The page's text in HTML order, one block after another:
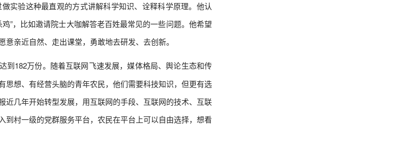
实验这种最直观的方式讲解科学知识、诠释科学原理。他认
”，比如邀请院士大咖解答老百姓最常见的一些问题。他希望
亲近自然、走出课堂，勇敢地去研发、去创新。
到182万份。随着互联网飞速发展，媒体格局、舆论生态和传
想、有经营头脑的青年农民，他们需要科技知识，但更有选
几年开始转型发展，用互联网的手段、互联网的技术、互联
村一级的党群服务平台，农民在平台上可以自由选择，想看